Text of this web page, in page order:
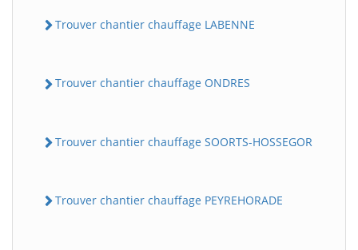
Trouver chantier chauffage LABENNE
Trouver chantier chauffage ONDRES
Trouver chantier chauffage SOORTS-HOSSEGOR
Trouver chantier chauffage PEYREHORADE